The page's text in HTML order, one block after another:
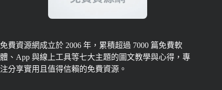
免費資源網成立於 2006 年，累積超過 7000 篇免費軟
體、App 與線上工具等七大主題的圖文教學與心得，專
注分享實用且值得信賴的免費資源。